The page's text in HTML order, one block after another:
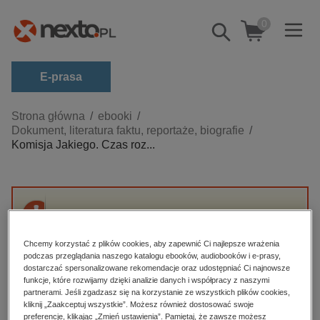
Pokaż/schowaj
wyszukiwarkę
0
E-prasa
Kategorie
Zobacz wszystkie E-prasa
biznesowe, branżowe, gospodarka
darmowe wydania
edukacja
hobby, sport, rozrywka
komputery, internet, technologie, informatyka
Strona główna
ebooki
Dokument, literatura faktu, reportaże, biografie
Komisja Jakiego. Czas roz...
High-contrast mode
Polecane
Chcemy korzystać z plików cookies, aby zapewnić Ci najlepsze wrażenia
podczas przeglądania naszego katalogu ebooków, audiobooków i e-prasy,
dostarczać spersonalizowane rekomendacje oraz udostępniać Ci najnowsze
funkcje, które rozwijamy dzięki analizie danych i współpracy z naszymi
partnerami. Jeśli zgadzasz się na korzystanie ze wszystkich plików cookies,
kliknij „Zaakceptuj wszystkie”. Możesz również dostosować swoje
preferencje, klikając „Zmień ustawienia”. Pamiętaj, że zawsze możesz